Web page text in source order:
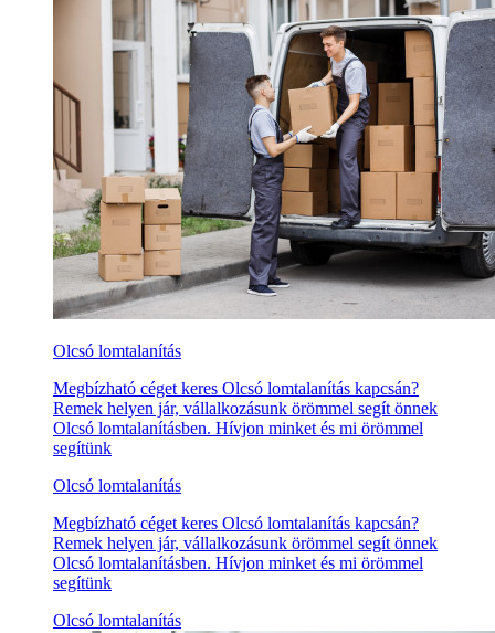
Olcsó lomtalanítás
Megbízható céget keres Olcsó lomtalanítás kapcsán?
Remek helyen jár, vállalkozásunk örömmel segít önnek
Olcsó lomtalanításben. Hívjon minket és mi örömmel
segítünk
Olcsó lomtalanítás
Megbízható céget keres Olcsó lomtalanítás kapcsán?
Remek helyen jár, vállalkozásunk örömmel segít önnek
Olcsó lomtalanításben. Hívjon minket és mi örömmel
segítünk
Olcsó lomtalanítás